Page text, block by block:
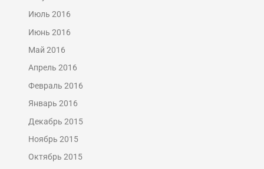
Июль 2016
Июнь 2016
Май 2016
Апрель 2016
Февраль 2016
Январь 2016
Декабрь 2015
Ноябрь 2015
Октябрь 2015